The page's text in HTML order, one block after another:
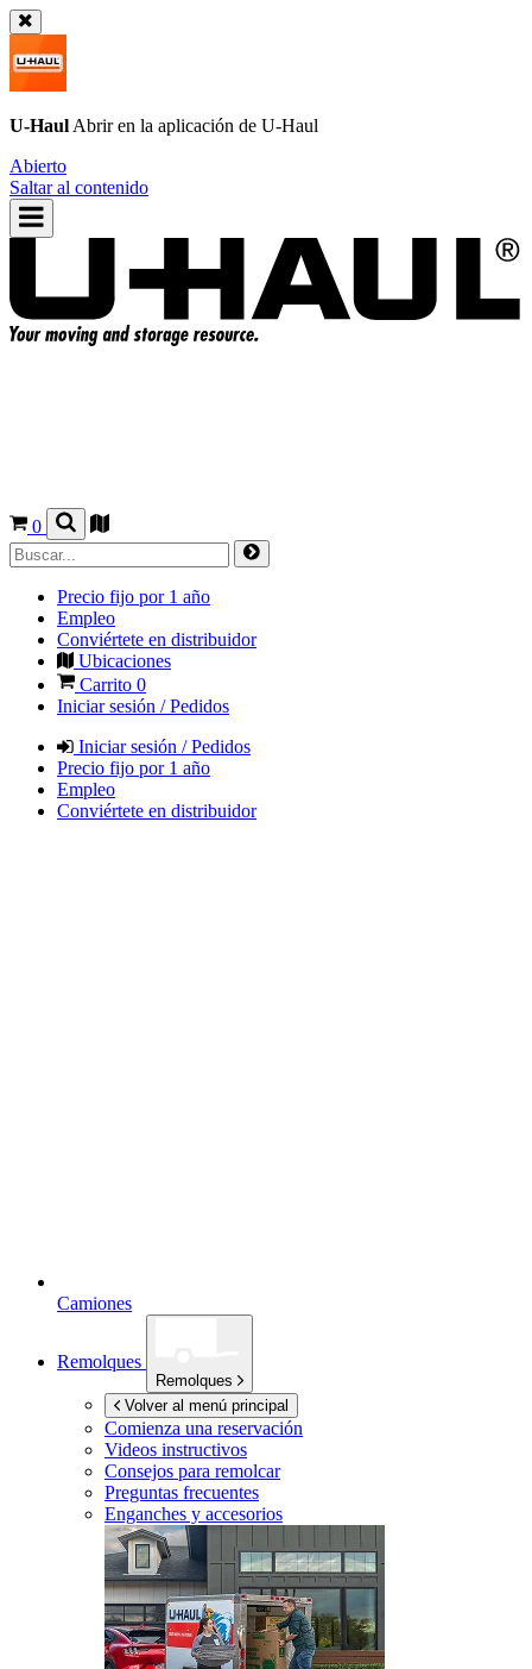
U-Haul Abrir en la aplicación de U-Haul
Abierto
Saltar al contenido
0
Precio fijo por 1 año
Empleo
Conviértete en distribuidor
Ubicaciones
Carrito 0
Iniciar sesión / Pedidos
Iniciar sesión / Pedidos
Precio fijo por 1 año
Empleo
Conviértete en distribuidor
Camiones
Remolques
Remolques
Volver al menú principal
Comienza una reservación
Videos instructivos
Consejos para remolcar
Preguntas frecuentes
Enganches y accesorios